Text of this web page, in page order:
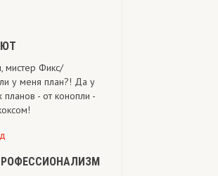
мистер Фикс/
у меня план?! Да у
- от конопли -